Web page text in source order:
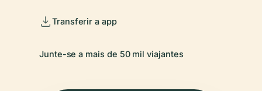
Transferir a app
Junte-se a mais de 50 mil viajantes